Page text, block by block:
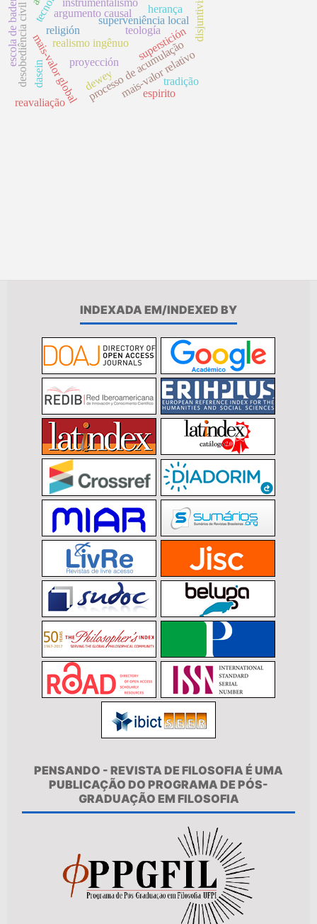
argumento causal
superstición
proyección
processo de acumulação
mais-valor global mais-valor relativo
superveniência local
religión
realismo ingênuo
dewey
teología
espirito
desobediência civil
escola de baden
dasein
herança
reavaliação
tradição
INDEXADA EM/INDEXED BY
PENSANDO - REVISTA DE FILOSOFIA É UMA
PUBLICAÇÃO DO PROGRAMA DE PÓS-
GRADUAÇÃO EM FILOSOFIA